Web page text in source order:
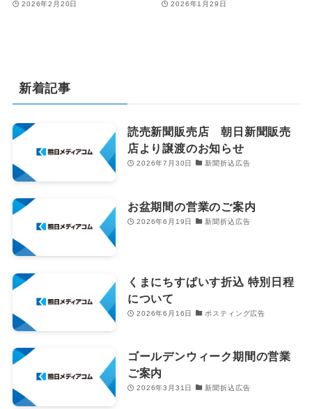
2026年2月20日 2026年1月29日
新着記事
読売新聞販売店 朝日新聞販売
店より譲渡のお知らせ
2026年7月30日 新聞折込広告
お盆期間の営業のご案内
2026年6月19日 新聞折込広告
くまにちすぱいす折込 特別日程
について
2026年6月16日 ポスティング広告
ゴールデンウィーク期間の営業
ご案内
2026年3月31日 新聞折込広告